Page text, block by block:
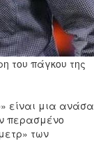
του πάγκου της
είναι μια ανάσα
περασμένο
των